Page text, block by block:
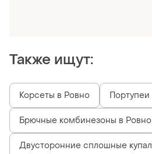
Также ищут:
Корсеты в Ровно Портупеи
Брючные комбинезоны в Ровно
Двусторонние сплошные